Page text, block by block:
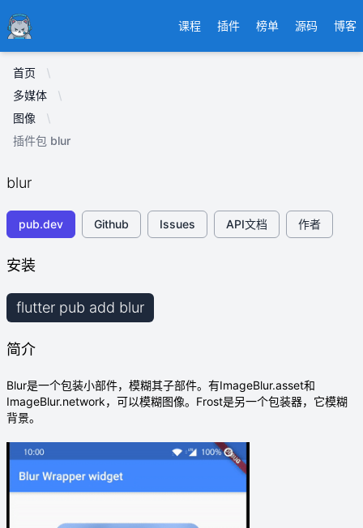
Ducafecat 课程 插件 榜单 源码 博客
首页
多媒体
图像
插件包 blur
blur
pub.dev Github Issues API文档 作者
安装
flutter pub add blur
简介
Blur是一个包装小部件，模糊其子部件。有ImageBlur.asset和
ImageBlur.network，可以模糊图像。Frost是另一个包装器，它模糊
背景。